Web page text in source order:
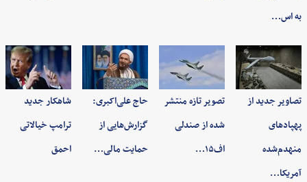
به اس…
تصاویر جدید از
پهپادهای
منهدم‌شده
آمریکا…
تصویر تازه منتشر
شده از صندلی
اف۱۵…
حاج علی‌اکبری:
گزارش‌هایی از
حمایت مالی…
شاهکار جدید
ترامپ خیالاتی
احمق